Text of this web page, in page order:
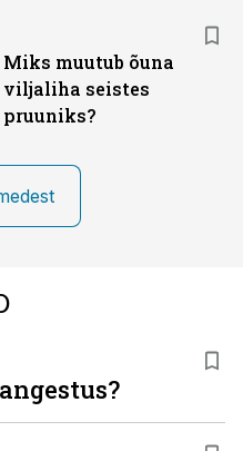
Miks muutub õuna
viljaliha seistes
pruuniks?